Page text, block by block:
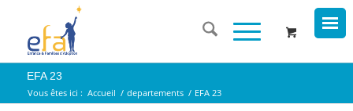
EFA 23
Vous êtes ici : Accueil / departements / EFA 23